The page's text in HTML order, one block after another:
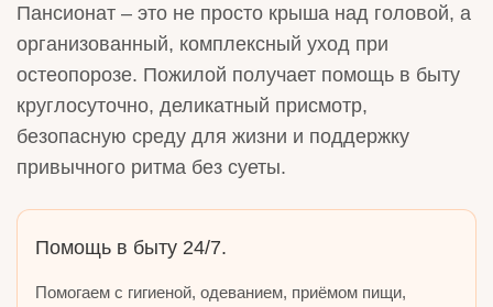
Пансионат – это не просто крыша над головой, а
организованный, комплексный уход при
остеопорозе. Пожилой получает помощь в быту
круглосуточно, деликатный присмотр,
безопасную среду для жизни и поддержку
привычного ритма без суеты.
Помощь в быту 24/7.
Помогаем с гигиеной, одеванием, приёмом пищи,